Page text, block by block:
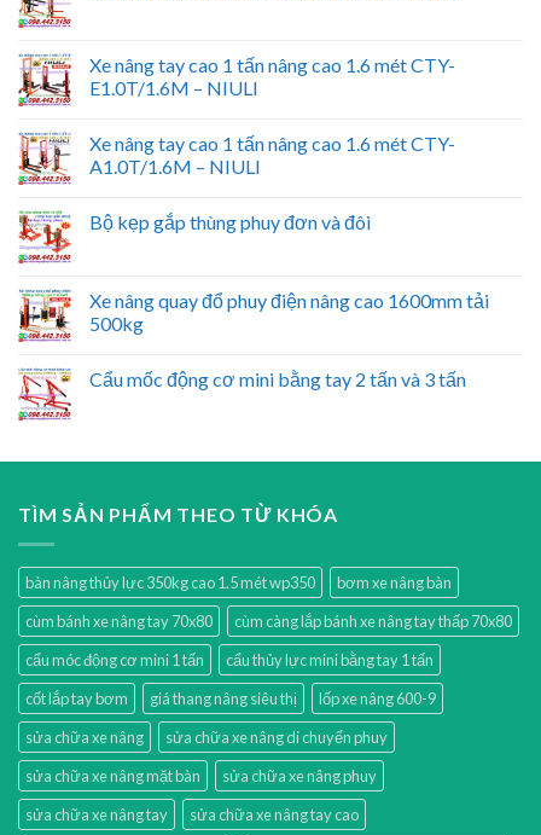
Xe nâng tay cao 1 tấn nâng cao 1.6 mét CTY-
E1.0T/1.6M – NIULI
Xe nâng tay cao 1 tấn nâng cao 1.6 mét CTY-
A1.0T/1.6M – NIULI
Bộ kẹp gắp thùng phuy đơn và đôi
Xe nâng quay đổ phuy điện nâng cao 1600mm tải
500kg
Cẩu mốc động cơ mini bằng tay 2 tấn và 3 tấn
TÌM SẢN PHẨM THEO TỪ KHÓA
bàn nâng thủy lực 350kg cao 1.5 mét wp350
bơm xe nâng bàn
cùm bánh xe nâng tay 70x80
cùm càng lắp bánh xe nâng tay thấp 70x80
cẩu móc động cơ mini 1 tấn
cẩu thủy lực mini bằng tay 1 tấn
cốt lắp tay bơm
giá thang nâng siêu thị
lốp xe nâng 600-9
sửa chữa xe nâng
sửa chữa xe nâng di chuyển phuy
sửa chữa xe nâng mặt bàn
sửa chữa xe nâng phuy
sửa chữa xe nâng tay
sửa chữa xe nâng tay cao